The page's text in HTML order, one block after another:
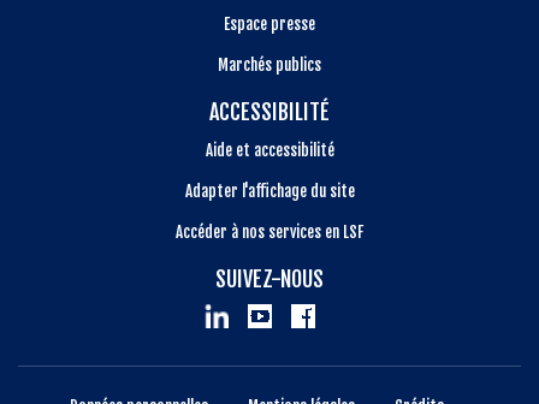
Espace presse
Marchés publics
ACCESSIBILITÉ
Aide et accessibilité
Adapter l'affichage du site
Accéder à nos services en LSF
SUIVEZ-NOUS